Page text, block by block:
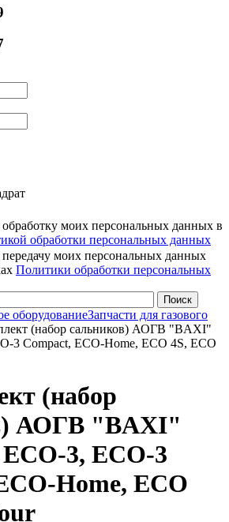
моих персональных данных в
обработки персональных данных
моих персональных данных
Политики обработки персональных
оборудованиеЗапчасти для газового
(набор сальников) АОГВ "BAXI"
3 Compact, ECO-Home, ECO 4S, ECO
(набор
АОГВ "BAXI"
3, ECO-3
Home, ECO